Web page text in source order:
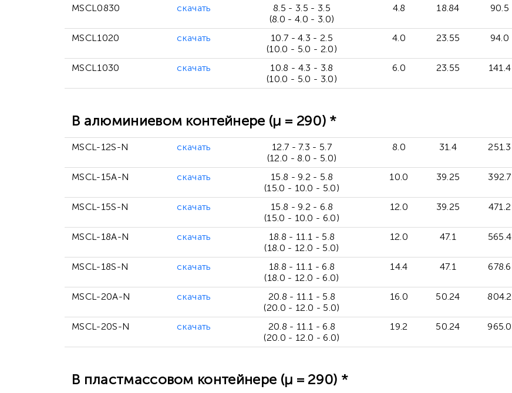
MSCL0830 скачать
8.5 - 3.5 - 3.5
(8.0 - 4.0 - 3.0)
4.8 18.84 90.5
MSCL1020 скачать
10.7 - 4.3 - 2.5
(10.0 - 5.0 - 2.0)
4.0 23.55 94.0
MSCL1030 скачать
10.8 - 4.3 - 3.8
(10.0 - 5.0 - 3.0)
6.0 23.55 141.4
В алюминиевом контейнере (μ = 290) *
MSCL-12S-N скачать
12.7 - 7.3 - 5.7
(12.0 - 8.0 - 5.0)
8.0 31.4 251.3
MSCL-15A-N скачать
15.8 - 9.2 - 5.8
(15.0 - 10.0 - 5.0)
10.0 39.25 392.7
MSCL-15S-N скачать
15.8 - 9.2 - 6.8
(15.0 - 10.0 - 6.0)
12.0 39.25 471.2
MSCL-18A-N скачать
18.8 - 11.1 - 5.8
(18.0 - 12.0 - 5.0)
12.0 47.1 565.4
MSCL-18S-N скачать
18.8 - 11.1 - 6.8
(18.0 - 12.0 - 6.0)
14.4 47.1 678.6
MSCL-20A-N скачать
20.8 - 11.1 - 5.8
(20.0 - 12.0 - 5.0)
16.0 50.24 804.2
MSCL-20S-N скачать
20.8 - 11.1 - 6.8
(20.0 - 12.0 - 6.0)
19.2 50.24 965.0
В пластмассовом контейнере (μ = 290) *